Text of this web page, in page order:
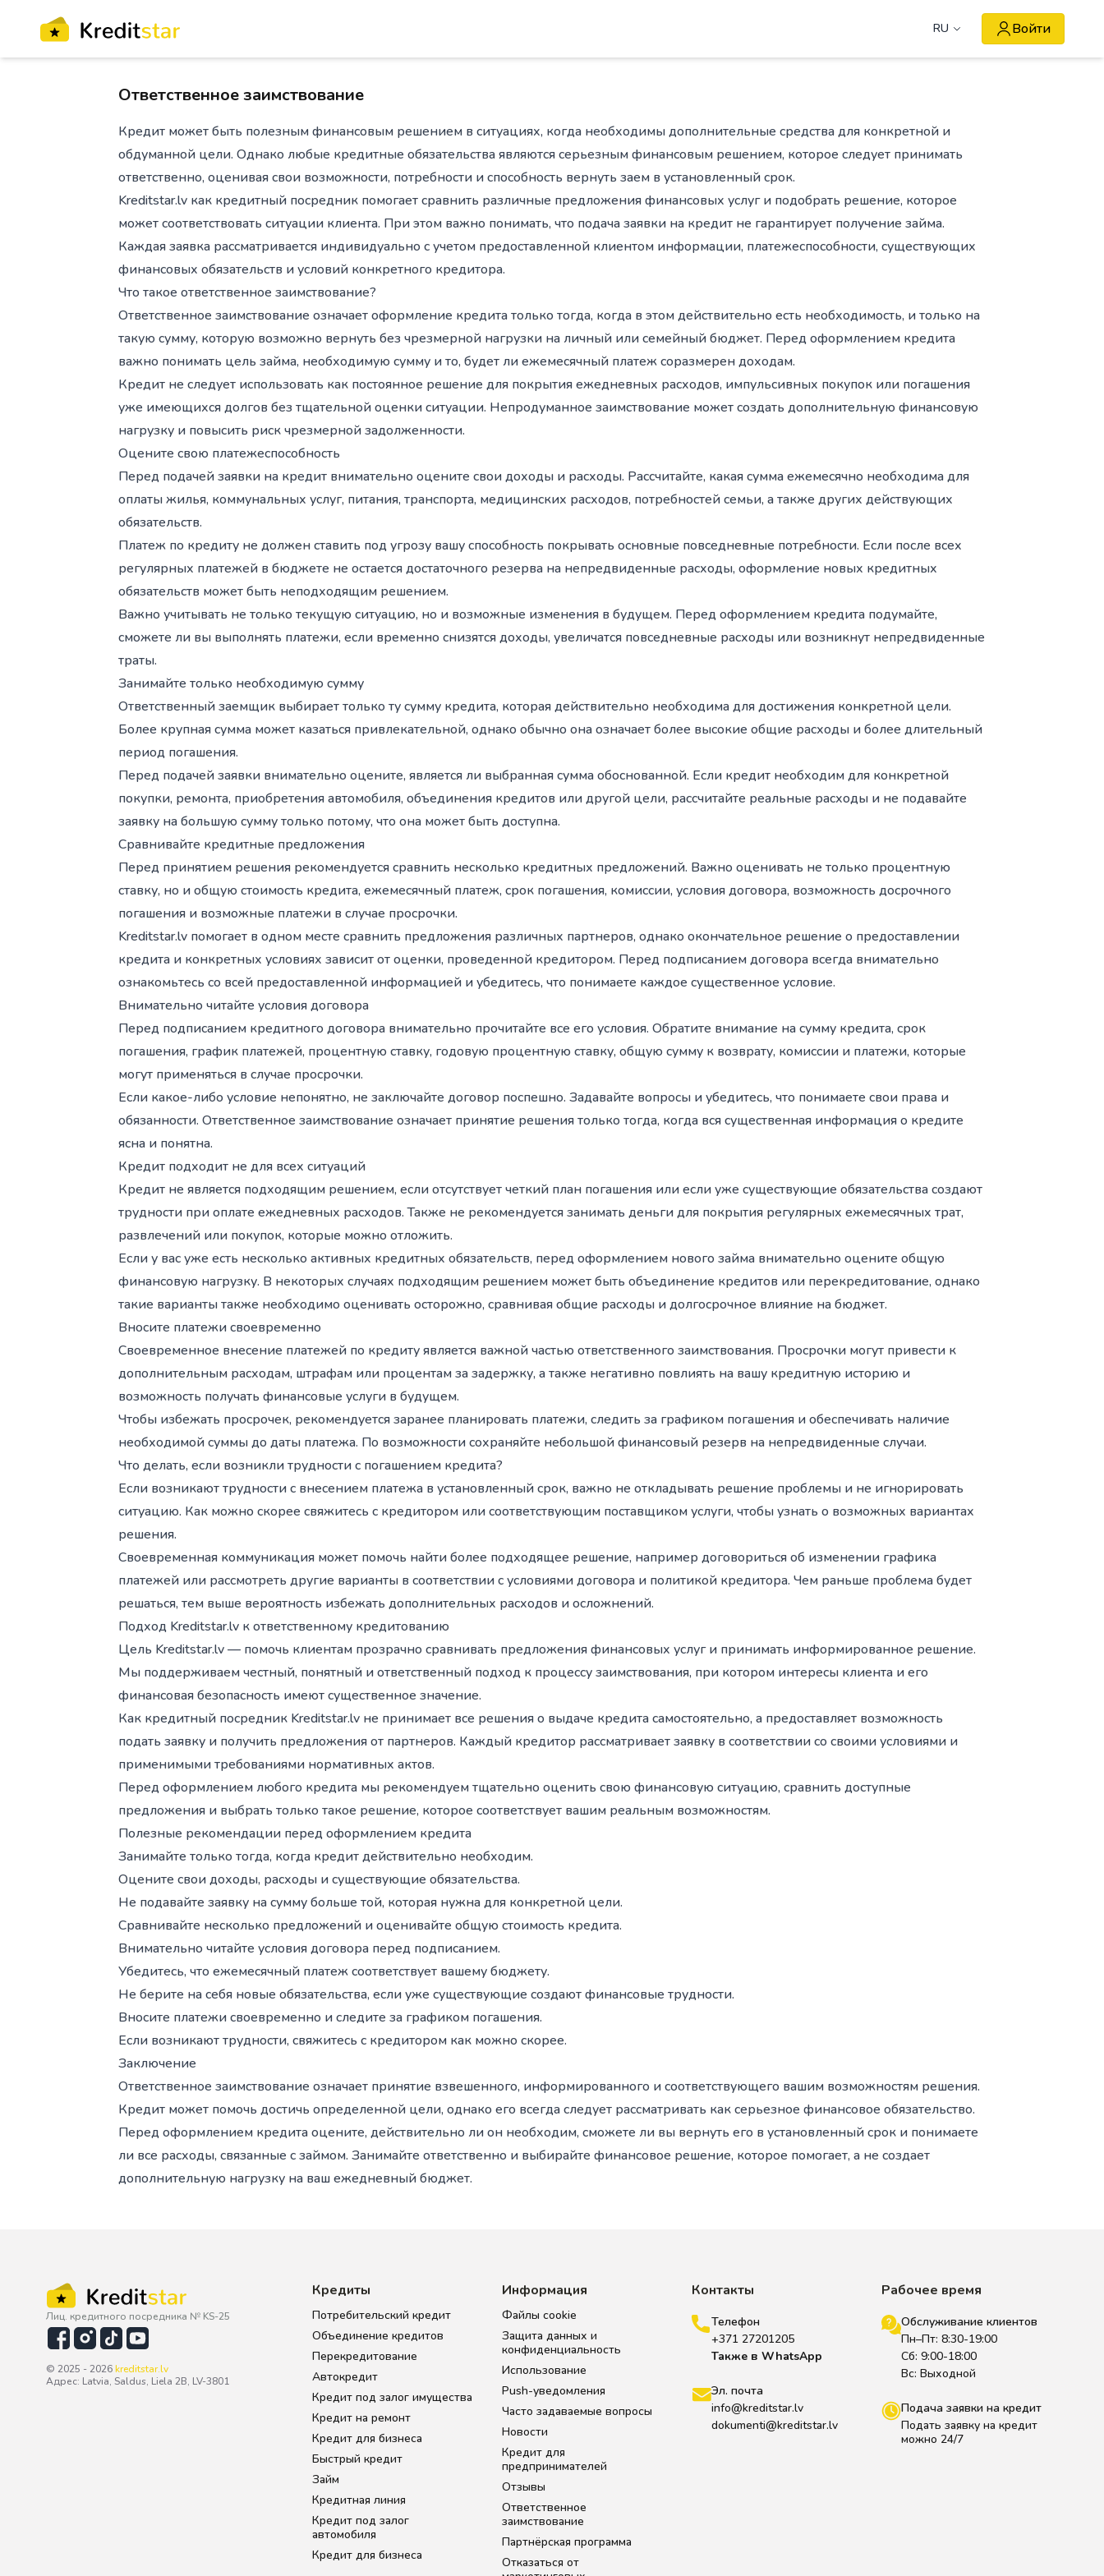
RU Войти
Ответственное заимствование
Кредит может быть полезным финансовым решением в ситуациях, когда необходимы дополнительные средства для конкретной и
обдуманной цели. Однако любые кредитные обязательства являются серьезным финансовым решением, которое следует принимать
ответственно, оценивая свои возможности, потребности и способность вернуть заем в установленный срок.
Kreditstar.lv как кредитный посредник помогает сравнить различные предложения финансовых услуг и подобрать решение, которое
может соответствовать ситуации клиента. При этом важно понимать, что подача заявки на кредит не гарантирует получение займа.
Каждая заявка рассматривается индивидуально с учетом предоставленной клиентом информации, платежеспособности, существующих
финансовых обязательств и условий конкретного кредитора.
Что такое ответственное заимствование?
Ответственное заимствование означает оформление кредита только тогда, когда в этом действительно есть необходимость, и только на
такую сумму, которую возможно вернуть без чрезмерной нагрузки на личный или семейный бюджет. Перед оформлением кредита
важно понимать цель займа, необходимую сумму и то, будет ли ежемесячный платеж соразмерен доходам.
Кредит не следует использовать как постоянное решение для покрытия ежедневных расходов, импульсивных покупок или погашения
уже имеющихся долгов без тщательной оценки ситуации. Непродуманное заимствование может создать дополнительную финансовую
нагрузку и повысить риск чрезмерной задолженности.
Оцените свою платежеспособность
Перед подачей заявки на кредит внимательно оцените свои доходы и расходы. Рассчитайте, какая сумма ежемесячно необходима для
оплаты жилья, коммунальных услуг, питания, транспорта, медицинских расходов, потребностей семьи, а также других действующих
обязательств.
Платеж по кредиту не должен ставить под угрозу вашу способность покрывать основные повседневные потребности. Если после всех
регулярных платежей в бюджете не остается достаточного резерва на непредвиденные расходы, оформление новых кредитных
обязательств может быть неподходящим решением.
Важно учитывать не только текущую ситуацию, но и возможные изменения в будущем. Перед оформлением кредита подумайте,
сможете ли вы выполнять платежи, если временно снизятся доходы, увеличатся повседневные расходы или возникнут непредвиденные
траты.
Занимайте только необходимую сумму
Ответственный заемщик выбирает только ту сумму кредита, которая действительно необходима для достижения конкретной цели.
Более крупная сумма может казаться привлекательной, однако обычно она означает более высокие общие расходы и более длительный
период погашения.
Перед подачей заявки внимательно оцените, является ли выбранная сумма обоснованной. Если кредит необходим для конкретной
покупки, ремонта, приобретения автомобиля, объединения кредитов или другой цели, рассчитайте реальные расходы и не подавайте
заявку на большую сумму только потому, что она может быть доступна.
Сравнивайте кредитные предложения
Перед принятием решения рекомендуется сравнить несколько кредитных предложений. Важно оценивать не только процентную
ставку, но и общую стоимость кредита, ежемесячный платеж, срок погашения, комиссии, условия договора, возможность досрочного
погашения и возможные платежи в случае просрочки.
Kreditstar.lv помогает в одном месте сравнить предложения различных партнеров, однако окончательное решение о предоставлении
кредита и конкретных условиях зависит от оценки, проведенной кредитором. Перед подписанием договора всегда внимательно
ознакомьтесь со всей предоставленной информацией и убедитесь, что понимаете каждое существенное условие.
Внимательно читайте условия договора
Перед подписанием кредитного договора внимательно прочитайте все его условия. Обратите внимание на сумму кредита, срок
погашения, график платежей, процентную ставку, годовую процентную ставку, общую сумму к возврату, комиссии и платежи, которые
могут применяться в случае просрочки.
Если какое-либо условие непонятно, не заключайте договор поспешно. Задавайте вопросы и убедитесь, что понимаете свои права и
обязанности. Ответственное заимствование означает принятие решения только тогда, когда вся существенная информация о кредите
ясна и понятна.
Кредит подходит не для всех ситуаций
Кредит не является подходящим решением, если отсутствует четкий план погашения или если уже существующие обязательства создают
трудности при оплате ежедневных расходов. Также не рекомендуется занимать деньги для покрытия регулярных ежемесячных трат,
развлечений или покупок, которые можно отложить.
Если у вас уже есть несколько активных кредитных обязательств, перед оформлением нового займа внимательно оцените общую
финансовую нагрузку. В некоторых случаях подходящим решением может быть объединение кредитов или перекредитование, однако
такие варианты также необходимо оценивать осторожно, сравнивая общие расходы и долгосрочное влияние на бюджет.
Вносите платежи своевременно
Своевременное внесение платежей по кредиту является важной частью ответственного заимствования. Просрочки могут привести к
дополнительным расходам, штрафам или процентам за задержку, а также негативно повлиять на вашу кредитную историю и
возможность получать финансовые услуги в будущем.
Чтобы избежать просрочек, рекомендуется заранее планировать платежи, следить за графиком погашения и обеспечивать наличие
необходимой суммы до даты платежа. По возможности сохраняйте небольшой финансовый резерв на непредвиденные случаи.
Что делать, если возникли трудности с погашением кредита?
Если возникают трудности с внесением платежа в установленный срок, важно не откладывать решение проблемы и не игнорировать
ситуацию. Как можно скорее свяжитесь с кредитором или соответствующим поставщиком услуги, чтобы узнать о возможных вариантах
решения.
Своевременная коммуникация может помочь найти более подходящее решение, например договориться об изменении графика
платежей или рассмотреть другие варианты в соответствии с условиями договора и политикой кредитора. Чем раньше проблема будет
решаться, тем выше вероятность избежать дополнительных расходов и осложнений.
Подход Kreditstar.lv к ответственному кредитованию
Цель Kreditstar.lv — помочь клиентам прозрачно сравнивать предложения финансовых услуг и принимать информированное решение.
Мы поддерживаем честный, понятный и ответственный подход к процессу заимствования, при котором интересы клиента и его
финансовая безопасность имеют существенное значение.
Как кредитный посредник Kreditstar.lv не принимает все решения о выдаче кредита самостоятельно, а предоставляет возможность
подать заявку и получить предложения от партнеров. Каждый кредитор рассматривает заявку в соответствии со своими условиями и
применимыми требованиями нормативных актов.
Перед оформлением любого кредита мы рекомендуем тщательно оценить свою финансовую ситуацию, сравнить доступные
предложения и выбрать только такое решение, которое соответствует вашим реальным возможностям.
Полезные рекомендации перед оформлением кредита
Занимайте только тогда, когда кредит действительно необходим.
Оцените свои доходы, расходы и существующие обязательства.
Не подавайте заявку на сумму больше той, которая нужна для конкретной цели.
Сравнивайте несколько предложений и оценивайте общую стоимость кредита.
Внимательно читайте условия договора перед подписанием.
Убедитесь, что ежемесячный платеж соответствует вашему бюджету.
Не берите на себя новые обязательства, если уже существующие создают финансовые трудности.
Вносите платежи своевременно и следите за графиком погашения.
Если возникают трудности, свяжитесь с кредитором как можно скорее.
Заключение
Ответственное заимствование означает принятие взвешенного, информированного и соответствующего вашим возможностям решения.
Кредит может помочь достичь определенной цели, однако его всегда следует рассматривать как серьезное финансовое обязательство.
Перед оформлением кредита оцените, действительно ли он необходим, сможете ли вы вернуть его в установленный срок и понимаете
ли все расходы, связанные с займом. Занимайте ответственно и выбирайте финансовое решение, которое помогает, а не создает
дополнительную нагрузку на ваш ежедневный бюджет.
Лиц. кредитного посредника № KS-25
© 2025 - 2026kreditstar.lv
Адрес: Latvia, Saldus, Liela 2B, LV-3801
Кредиты
Потребительский кредит
Объединение кредитов
Перекредитование
Автокредит
Кредит под залог имущества
Кредит на ремонт
Кредит для бизнеса
Быстрый кредит
Займ
Кредитная линия
Кредит под залог
автомобиля
Кредит для бизнеса
Информация
Файлы cookie
Защита данных и
конфиденциальность
Использование
Push-уведомления
Часто задаваемые вопросы
Новости
Кредит для
предпринимателей
Отзывы
Ответственное
заимствование
Партнёрская программа
Отказаться от
Контакты
Телефон
+371 27201205
Также в WhatsApp
Эл. почта
info@kreditstar.lv
dokumenti@kreditstar.lv
Рабочее время
Обслуживание клиентов
Пн–Пт: 8:30-19:00
Сб: 9:00-18:00
Вс: Выходной
Подача заявки на кредит
Подать заявку на кредит
можно 24/7